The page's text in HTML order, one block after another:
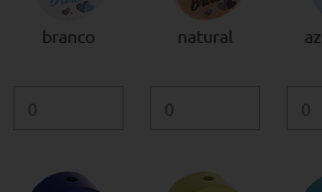
branco natural